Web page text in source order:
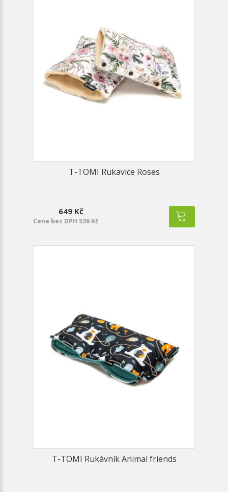
T-TOMI Rukavice Roses
649 Kč
Cena bez DPH 536 Kč
T-TOMI Rukávník Animal friends